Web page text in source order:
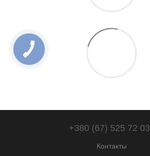
+380 (67) 525 72 03
Контакты